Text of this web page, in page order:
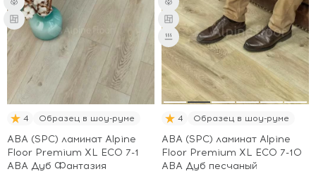
4 Образец в шоу-руме
ABA (SPC) ламинат Alpine
Floor Premium XL ECO 7-1
ABA Дуб Фантазия
4 Образец в шоу-руме
ABA (SPC) ламинат Alpine
Floor Premium XL ECO 7-10
ABA Дуб песчаный